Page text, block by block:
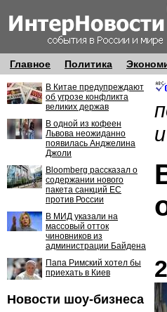
Главное Политика
В Китае предупреждают
об угрозе конфликта
великих держав
В одной из кофеен
Львова неожиданно
появилась Анджелина
Джоли
Bloomberg рассказал о
содержании нового
пакета санкций ЕС
против России
В МИД указали на
массовый отток
чиновников из
администрации Байдена
Папа Римский хотел бы
приехать в Киев
Новости шоу-бизнеса